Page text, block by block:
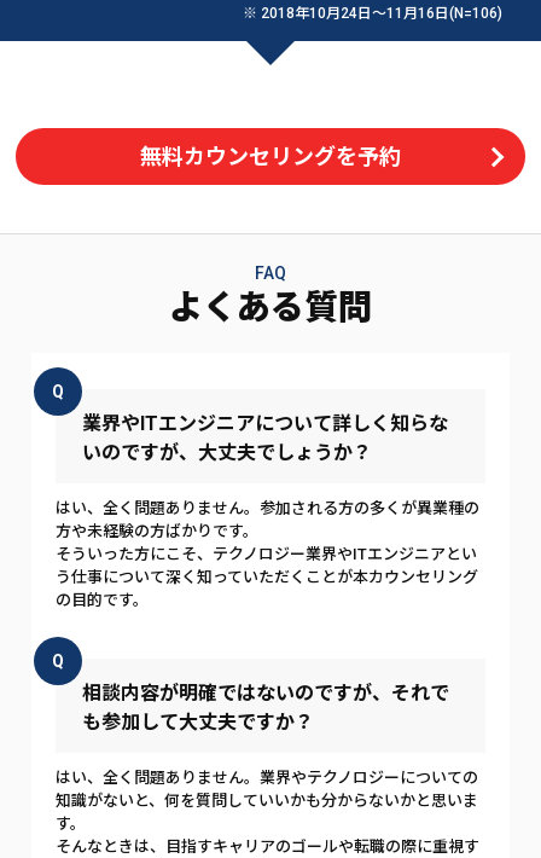
※ 2018年10月24日〜11月16日(N=106)
無料カウンセリングを予約
FAQ
よくある質問
Q
業界やITエンジニアについて詳しく知らな
いのですが、大丈夫でしょうか？
はい、全く問題ありません。参加される方の多くが異業種の
方や未経験の方ばかりです。
そういった方にこそ、テクノロジー業界やITエンジニアとい
う仕事について深く知っていただくことが本カウンセリング
の目的です。
Q
相談内容が明確ではないのですが、それで
も参加して大丈夫ですか？
はい、全く問題ありません。業界やテクノロジーについての
知識がないと、何を質問していいかも分からないかと思いま
す。
そんなときは、目指すキャリアのゴールや転職の際に重視す